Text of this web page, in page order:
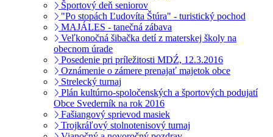
Športový deň seniorov
"Po stopách Ľudovíta Štúra" - turistický pochod
MAJÁLES - tanečná zábava
Veľkonočná šibačka detí z materskej školy na
obecnom úrade
Posedenie pri príležitosti MDŹ, 12.3.2016
Oznámenie o zámere prenajať majetok obce
Strelecký turnaj
Plán kultúrno-spoločenských a športových podujatí
Obce Svederník na rok 2016
Fašiangový sprievod masiek
Trojkráľový stolnotenisový turnaj